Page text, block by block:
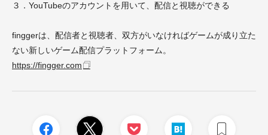
３．YouTubeのアカウントを用いて、配信と視聴ができる
finggerは、配信者と視聴者、双方がいなければゲームが成り立た
ない新しいゲーム配信プラットフォーム。
https://fingger.com